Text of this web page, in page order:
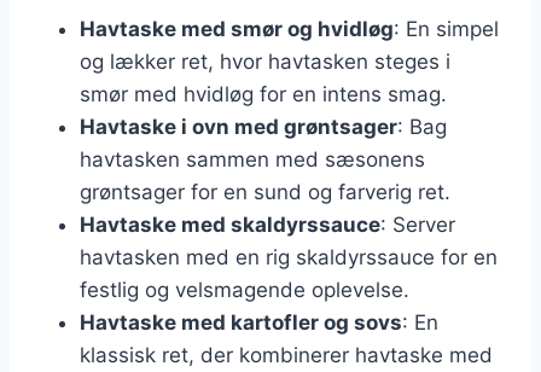
Havtaske med smør og hvidløg: En simpel
og lækker ret, hvor havtasken steges i
smør med hvidløg for en intens smag.
Havtaske i ovn med grøntsager: Bag
havtasken sammen med sæsonens
grøntsager for en sund og farverig ret.
Havtaske med skaldyrssauce: Server
havtasken med en rig skaldyrssauce for en
festlig og velsmagende oplevelse.
Havtaske med kartofler og sovs: En
klassisk ret, der kombinerer havtaske med